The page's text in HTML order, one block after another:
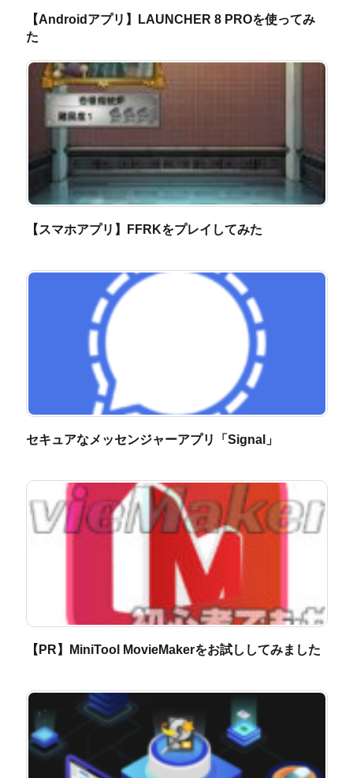
【Androidアプリ】LAUNCHER 8 PROを使ってみ
た
【スマホアプリ】FFRKをプレイしてみた
セキュアなメッセンジャーアプリ「Signal」
【PR】MiniTool MovieMakerをお試ししてみました